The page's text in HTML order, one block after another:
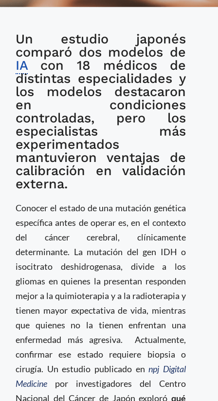
de médicos al predecir
mutaciones en
tumores cerebrales;
pierde precisión fuera
de su entorno de
entrenamiento
Un estudio japonés
comparó dos modelos de
IAcon 18 médicos de
distintas especialidades y
los modelos destacaron
en condiciones
controladas, pero los
especialistas más
experimentados
mantuvieron ventajas de
calibración en validación
externa.
Conocer el estado de una mutación genética
específica antes de operar es, en el contexto
del cáncer cerebral, clínicamente
determinante. La mutación del gen IDH o
isocitrato deshidrogenasa, divide a los
gliomas en quienes la presentan responden
mejor a la quimioterapia y a la radioterapia y
tienen mayor expectativa de vida, mientras
que quienes no la tienen enfrentan una
enfermedad más agresiva. Actualmente,
confirmar ese estado requiere biopsia o
cirugía. Un estudio publicado ennpj Digital
Medicine por investigadores del Centro
Nacional del Cáncer de Japón exploró qué